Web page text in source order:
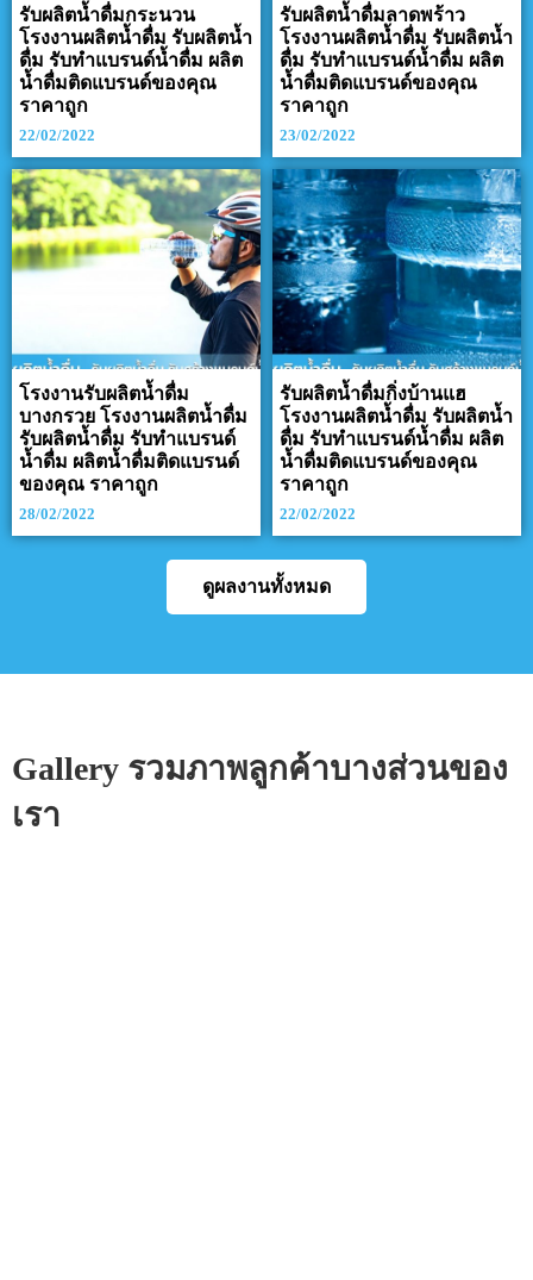
รับผลิตน้ำดื่มกระนวน
โรงงานผลิตน้ำดื่ม รับผลิตน้ำ
ดื่ม รับทำแบรนด์น้ำดื่ม ผลิต
น้ำดื่มติดแบรนด์ของคุณ
ราคาถูก
22/02/2022
รับผลิตน้ำดื่มลาดพร้าว
โรงงานผลิตน้ำดื่ม รับผลิตน้ำ
ดื่ม รับทำแบรนด์น้ำดื่ม ผลิต
น้ำดื่มติดแบรนด์ของคุณ
ราคาถูก
23/02/2022
โรงงานรับผลิตน้ำดื่ม
บางกรวย โรงงานผลิตน้ำดื่ม
รับผลิตน้ำดื่ม รับทำแบรนด์
น้ำดื่ม ผลิตน้ำดื่มติดแบรนด์
ของคุณ ราคาถูก
28/02/2022
รับผลิตน้ำดื่มกิ่งบ้านแฮ
โรงงานผลิตน้ำดื่ม รับผลิตน้ำ
ดื่ม รับทำแบรนด์น้ำดื่ม ผลิต
น้ำดื่มติดแบรนด์ของคุณ
ราคาถูก
22/02/2022
ดูผลงานทั้งหมด
Gallery รวมภาพลูกค้าบางส่วนของ
เรา